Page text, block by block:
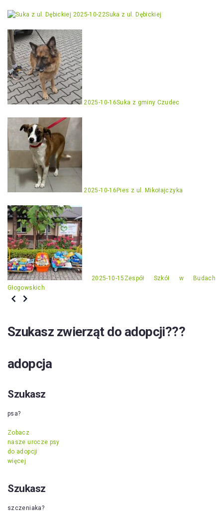
2025-10-22Suka z ul. Dębickiej
2025-10-16Suka z gminy Czudec
2025-10-16 Pies z ul. Mikołajczyka
2025-10-15 Zespół Szkół w Budach
Głogowskich
Szukasz zwierząt do adopcji???
adopcja
Szukasz
psa?
Zobacz
nasze urocze psy
do adopcji
więcej
Szukasz
szczeniaka?